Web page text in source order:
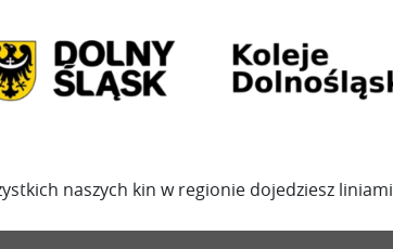
naszych kin w regionie dojedziesz liniami